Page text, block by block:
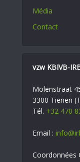
Média
Contact
vzw KBIVB-
Molenstraat
3300 Tienen
Tél. +32 470
Email :
Coordonnées